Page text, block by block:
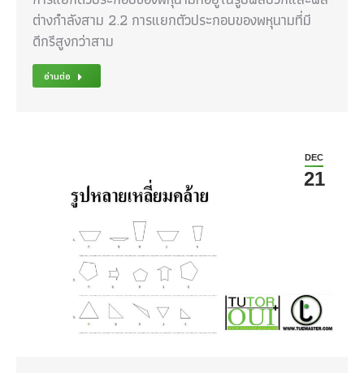
ต่างกำลังสาม 2.2 การแยกตัวประกอบของพหุนามที่มี
ดีกรีสูงกว่าสาม
อ่านต่อ
DEC
21